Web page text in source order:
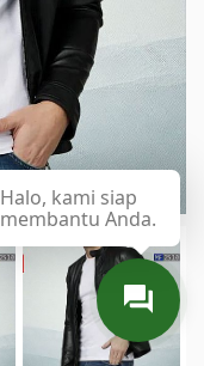
Halo, kami siap
membantu Anda.